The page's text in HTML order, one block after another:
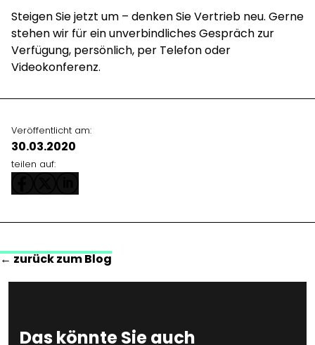
Steigen Sie jetzt um – denken Sie Vertrieb neu. Gerne
stehen wir für ein unverbindliches Gespräch zur
Verfügung, persönlich, per Telefon oder
Videokonferenz.
Veröffentlicht am:
30.03.2020
teilen auf:
← zurück zum Blog
Das könnte Sie auch